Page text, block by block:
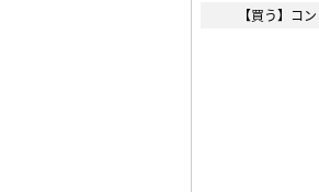
【買う】コ